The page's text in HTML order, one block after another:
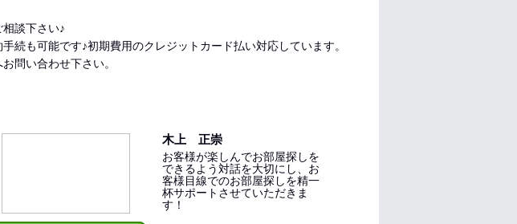
談下さい♪
続も可能です♪初期費用のクレジットカード払い対応しています。
問い合わせ下さい。
木上 正崇
お客様が楽しんでお部屋探しを
できるよう対話を大切にし、お
客様目線でのお部屋探しを精一
杯サポートさせていただきま
す！